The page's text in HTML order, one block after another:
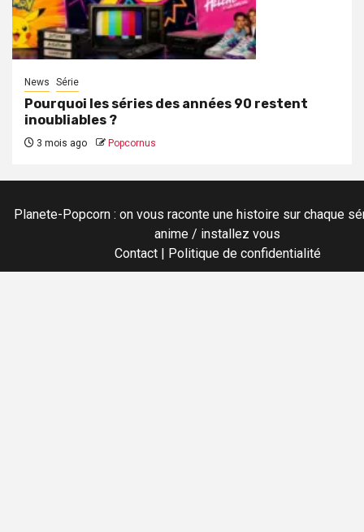
News Série
Pourquoi les séries des années 90 restent
inoubliables ?
3 mois ago Popcornus
Planete-Popcorn : on vous raconte une histoire sur chaque
anime / installez vous
Contact| Politique de confidentialité